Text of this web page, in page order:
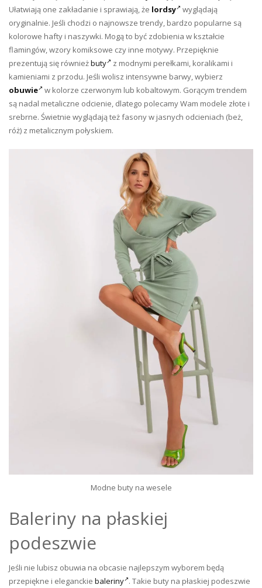
Ułatwiają one zakładanie i sprawiają, że lordsy
wyglądają
oryginalnie. Jeśli chodzi o najnowsze trendy, bardzo popularne są
kolorowe hafty i naszywki. Mogą to być zdobienia w kształcie
flamingów, wzory komiksowe czy inne motywy. Przepięknie
prezentują się równieżbuty
z modnymi perełkami, koralikami i
kamieniami z przodu. Jeśli wolisz intensywne barwy, wybierz
obuwie
w kolorze czerwonym lub kobaltowym. Gorącym trendem
są nadal metaliczne odcienie, dlatego polecamy Wam modele złote i
srebrne. Świetnie wyglądają też fasony w jasnych odcieniach (beż,
róż) z metalicznym połyskiem.
Modne buty na wesele
Baleriny na płaskiej
podeszwie
Jeśli nie lubisz obuwia na obcasie najlepszym wyborem będą
przepiękne i eleganckie baleriny . Takie buty na płaskiej podeszwie